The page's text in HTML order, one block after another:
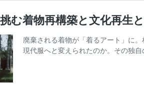
む着物再構築と文化再生
廃棄される着物が「着るアート」に
現代服へと変えられたのか。その独